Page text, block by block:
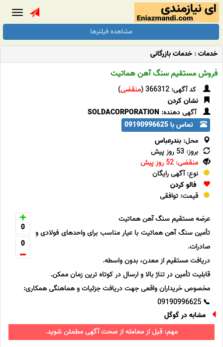
مشاهده فیلترها
خدمات: خدمات بازرگانی
فروش مستقیم سنگ آهن هماتیت
کد آگهی: 366312 ( منقضی)
نشان کردن
آگهی دهنده: SOLDACORPORATION
تماس با 09190996625
محل: بندرعباس
بروز: 53 روز پیش
منقضی: 52 روز پیش
نوع: آگهی رایگان
فالو کردن
قیمت: توافقی
0
0
عرضه مستقیم سنگ آهن هماتیت
تأمین سنگ آهن هماتیت با عیار مناسب برای واحدهای فولادی و
صادرات.
دریافت مستقیم از معدن، بدون واسطه.
قابلیت تأمین در تناژ بالا و ارسال در کوتاه ترین زمان ممکن.
مخصوص خریداران واقعی جهت دریافت جزئیات و هماهنگی همکاری:
📞 09190996625
مشابه در گوگل
مهم: قبل از معامله از صحت آگهی مطمئن شوید.